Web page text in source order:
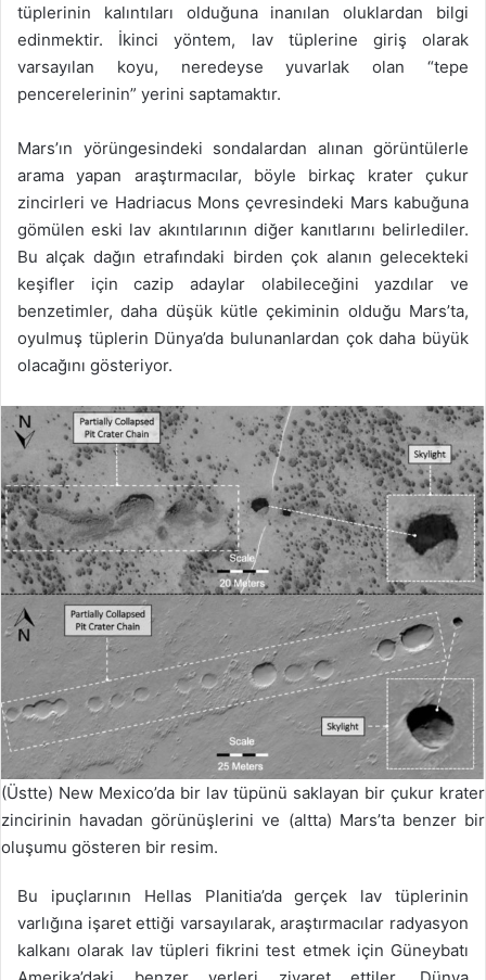
tüplerinin kalıntıları olduğuna inanılan oluklardan bilgi
edinmektir. İkinci yöntem, lav tüplerine giriş olarak
varsayılan koyu, neredeyse yuvarlak olan “tepe
pencerelerinin” yerini saptamaktır.
Mars’ın yörüngesindeki sondalardan alınan görüntülerle
arama yapan araştırmacılar, böyle birkaç krater çukur
zincirleri ve Hadriacus Mons çevresindeki Mars kabuğuna
gömülen eski lav akıntılarının diğer kanıtlarını belirlediler.
Bu alçak dağın etrafındaki birden çok alanın gelecekteki
keşifler için cazip adaylar olabileceğini yazdılar ve
benzetimler, daha düşük kütle çekiminin olduğu Mars’ta,
oyulmuş tüplerin Dünya’da bulunanlardan çok daha büyük
olacağını gösteriyor.
(Üstte) New Mexico’da bir lav tüpünü saklayan bir çukur krater
zincirinin havadan görünüşlerini ve (altta) Mars’ta benzer bir
oluşumu gösteren bir resim.
Bu ipuçlarının Hellas Planitia’da gerçek lav tüplerinin
varlığına işaret ettiği varsayılarak, araştırmacılar radyasyon
kalkanı olarak lav tüpleri fikrini test etmek için Güneybatı